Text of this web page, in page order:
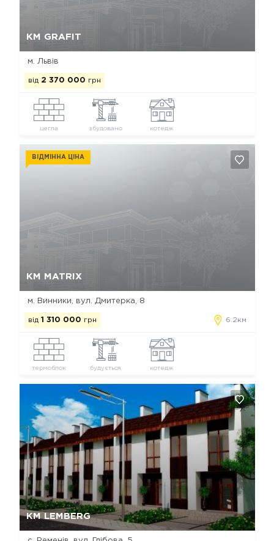
КМ GRAFIT
м. Львів
від 2 370 000 грн
цегла збудовано котедж
КМ MATRIX
ВІДМІННА ЦІНА
м. Винники, вул. Дмитерка, 8
від 1 310 000 грн 6.2км
термоблок будується котедж
КМ LEMBERG
Так, видалити Відміна